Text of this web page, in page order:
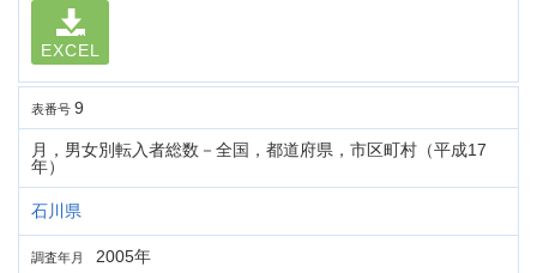
EXCEL
表番号 9
月，男女別転入者総数－全国，都道府県，市区町村（平成17
年）
石川県
調査年月 2005年